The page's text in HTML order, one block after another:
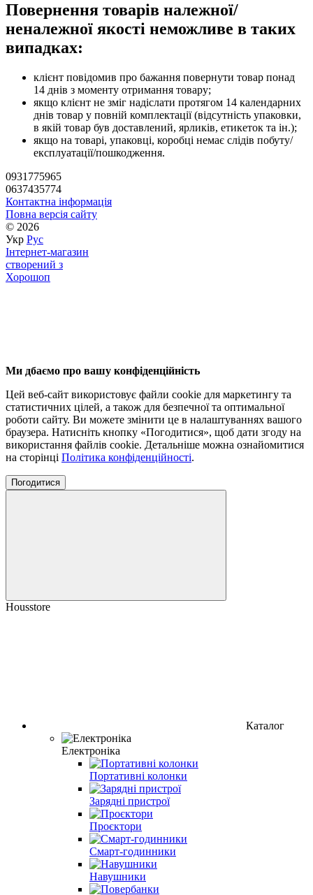
Повернення товарів належної/
неналежної якості неможливе в таких
випадках:
клієнт повідомив про бажання повернути товар понад
14 днів з моменту отримання товару;
якщо клієнт не зміг надіслати протягом 14 календарних
днів товар у повній комплектації (відсутність упаковки,
в якій товар був доставлений, ярликів, етикеток та ін.);
якщо на товарі, упаковці, коробці немає слідів побуту/
експлуатації/пошкодження.
0931775965
0637435774
Контактна інформація
Повна версія сайту
© 2026
Укр Рус
Інтернет-магазин
створений з
Хорошоп
Ми дбаємо про вашу конфіденційність
Цей веб-сайт використовує файли cookie для маркетингу та
статистичних цілей, а також для безпечної та оптимальної
роботи сайту. Ви можете змінити це в налаштуваннях вашого
браузера. Натисніть кнопку «Погодитися», щоб дати згоду на
використання файлів cookie. Детальніше можна ознайомитися
на сторінці Політика конфіденційності.
Погодитися
Housstore
Каталог
Електроніка
Портативні колонки
Зарядні пристрої
Проєктори
Смарт-годинники
Навушники